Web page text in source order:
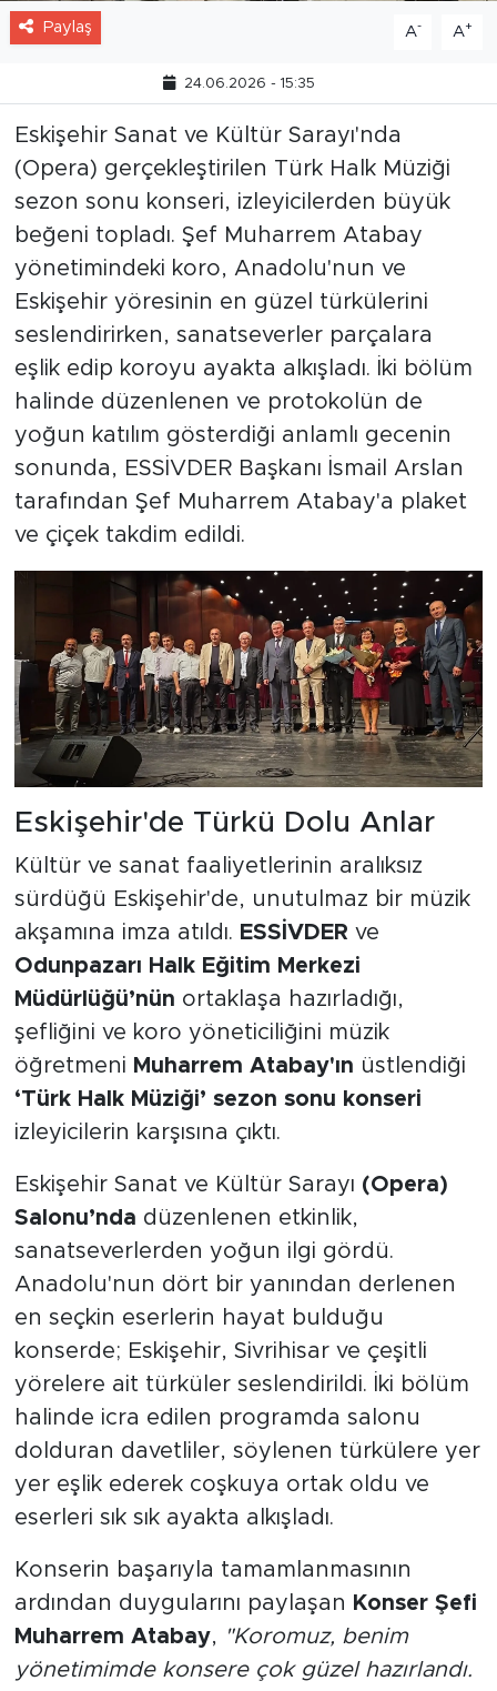
Paylaş A- A+
24.06.2026 - 15:35
Eskişehir Sanat ve Kültür Sarayı'nda
(Opera) gerçekleştirilen Türk Halk Müziği
sezon sonu konseri, izleyicilerden büyük
beğeni topladı. Şef Muharrem Atabay
yönetimindeki koro, Anadolu'nun ve
Eskişehir yöresinin en güzel türkülerini
seslendirirken, sanatseverler parçalara
eşlik edip koroyu ayakta alkışladı. İki bölüm
halinde düzenlenen ve protokolün de
yoğun katılım gösterdiği anlamlı gecenin
sonunda, ESSİVDER Başkanı İsmail Arslan
tarafından Şef Muharrem Atabay'a plaket
ve çiçek takdim edildi.
Eskişehir'de Türkü Dolu Anlar
Kültür ve sanat faaliyetlerinin aralıksız
sürdüğü Eskişehir'de, unutulmaz bir müzik
akşamına imza atıldı. ESSİVDER ve
Odunpazarı Halk Eğitim Merkezi
Müdürlüğü’nün ortaklaşa hazırladığı,
şefliğini ve koro yöneticiliğini müzik
öğretmeni Muharrem Atabay'ın üstlendiği
‘Türk Halk Müziği’ sezon sonu konseri
izleyicilerin karşısına çıktı.
Eskişehir Sanat ve Kültür Sarayı (Opera)
Salonu’nda düzenlenen etkinlik,
sanatseverlerden yoğun ilgi gördü.
Anadolu'nun dört bir yanından derlenen
en seçkin eserlerin hayat bulduğu
konserde; Eskişehir, Sivrihisar ve çeşitli
yörelere ait türküler seslendirildi. İki bölüm
halinde icra edilen programda salonu
dolduran davetliler, söylenen türkülere yer
yer eşlik ederek coşkuya ortak oldu ve
eserleri sık sık ayakta alkışladı.
Konserin başarıyla tamamlanmasının
ardından duygularını paylaşan Konser Şefi
Muharrem Atabay, "Koromuz, benim
yönetimimde konsere çok güzel hazırlandı.